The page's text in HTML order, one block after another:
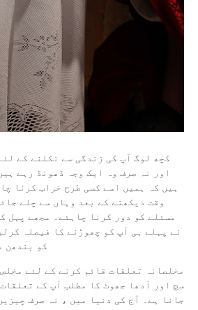
کچھ لوگ آپ کی زندگی سے نکلنے کے
اور نہ صرف وہ ایک وجہ ڈھونڈ رہے
ہیں کہ ہمیں اسے کسی طرح خراب کرنا
وقت دیکھنے کے بعد وہاں سے چلے
مسئلے کو دور کرنا چاہئے۔ مجھے پہل
نے پہلے ہی آپ کو چھوڑنے کا فیصلہ
کو بندھن
مخلصانہ تعلقات قائم کرنے کے لئے
سچ اور آدھا جھوٹ کا مطلب آپ کے
جانا ہے۔ آج کی دنیا میں ، نہ صرف